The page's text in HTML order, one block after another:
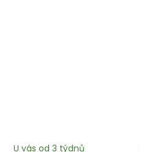
U vás od 3 týdnů